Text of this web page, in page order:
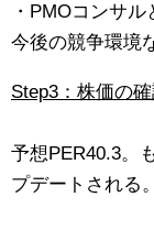
・PMOコンサ
今後の競争環境
Step3：株価の
予想PER40.3。
プデートされる。